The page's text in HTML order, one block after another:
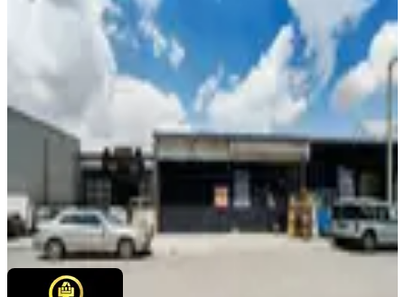
Karacaören Sanayi 170m2 Geniş
Cepheli Kullanışlı Kiralık İş Yeri
Altındağ, Karacaören Mahallesi
·171 m²· Düz Giriş (Zemin) ·02.06.2026
47.000 ₺
Yılmazer GayrimenkulSerdar Yılmazer
Ara